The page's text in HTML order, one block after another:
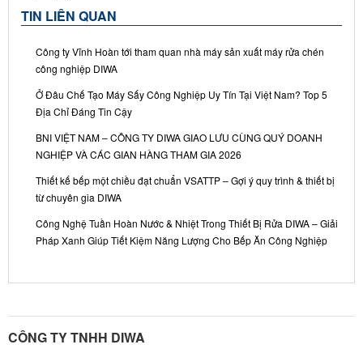
TIN LIÊN QUAN
Công ty Vĩnh Hoàn tới tham quan nhà máy sản xuất máy rửa chén
công nghiệp DIWA
Ở Đâu Chế Tạo Máy Sấy Công Nghiệp Uy Tín Tại Việt Nam? Top 5
Địa Chỉ Đáng Tin Cậy
BNI VIỆT NAM – CÔNG TY DIWA GIAO LƯU CÙNG QUÝ DOANH
NGHIỆP VÀ CÁC GIAN HÀNG THAM GIA 2026
Thiết kế bếp một chiều đạt chuẩn VSATTP – Gợi ý quy trình & thiết bị
từ chuyên gia DIWA
Công Nghệ Tuần Hoàn Nước & Nhiệt Trong Thiết Bị Rửa DIWA – Giải
Pháp Xanh Giúp Tiết Kiệm Năng Lượng Cho Bếp Ăn Công Nghiệp
CÔNG TY TNHH DIWA